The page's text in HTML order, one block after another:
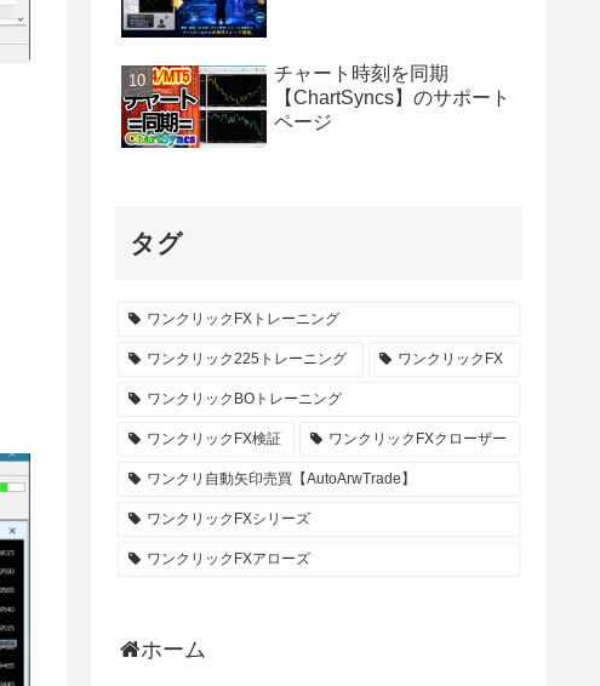
チャート時刻を同期
【ChartSyncs】のサポート
ページ
タグ
ワンクリックFXトレーニング
ワンクリック225トレーニング ワンクリックFX
ワンクリックBOトレーニング
ワンクリックFX検証 ワンクリックFXクローザー
ワンクリ自動矢印売買【AutoArwTrade】
ワンクリックFXシリーズ
ワンクリックFXアローズ
ホーム